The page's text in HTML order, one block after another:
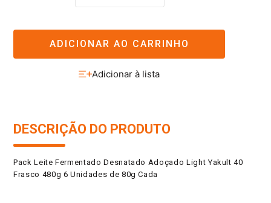
ADICIONAR AO CARRINHO
DESCRIÇÃO DO PRODUTO
Pack Leite Fermentado Desnatado Adoçado Light Yakult 40
Frasco 480g 6 Unidades de 80g Cada